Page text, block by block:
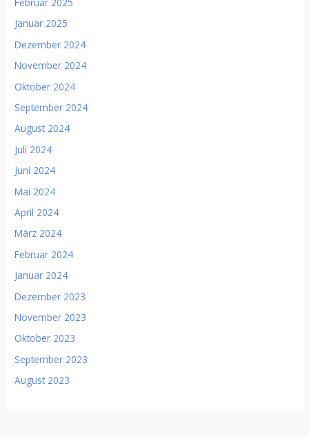
Januar 2025
Dezember 2024
November 2024
Oktober 2024
September 2024
August 2024
Juli 2024
Juni 2024
Mai 2024
April 2024
März 2024
Februar 2024
Januar 2024
Dezember 2023
November 2023
Oktober 2023
September 2023
August 2023